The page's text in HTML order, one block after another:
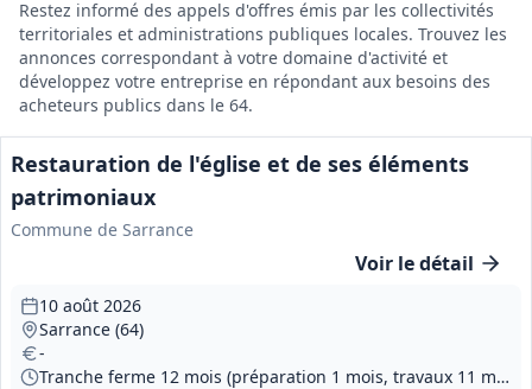
Restez informé des appels d'offres émis par les collectivités
territoriales et administrations publiques locales. Trouvez les
annonces correspondant à votre domaine d'activité et
développez votre entreprise en répondant aux besoins des
acheteurs publics dans le 64.
Restauration de l'église et de ses éléments
patrimoniaux
Commune de Sarrance
Voir le détail
10 août 2026
Sarrance (64)
-
Tranche ferme 12 mois (préparation 1 mois, travaux 11 mois); Tranches optionnelles : 13 mois, 13 mois et 7 mois (préparation 1 mois chacune; travaux 12, 12 et 6 mois).